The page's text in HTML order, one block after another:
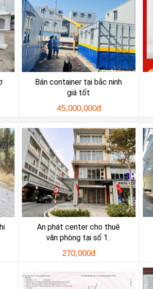
Bán container tại bắc ninh
giá tốt
45,000,000đ
An phát center cho thuê
văn phòng tại số 1..
270,000đ